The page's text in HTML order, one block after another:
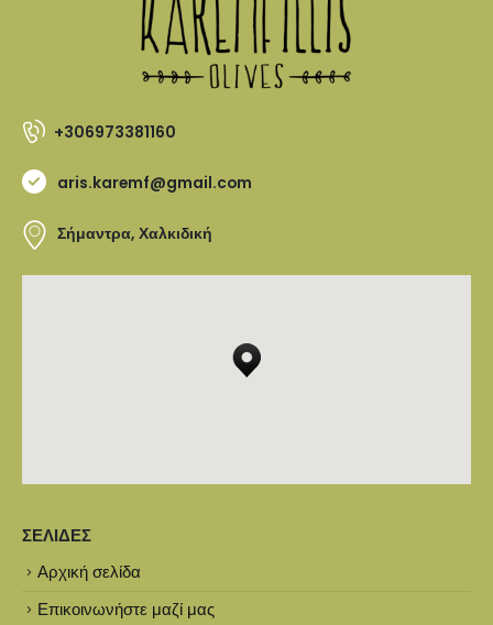
+306973381160
aris.karemf@gmail.com
Σήμαντρα, Χαλκιδική
ΣΕΛΊΔΕΣ
Αρχική σελίδα
Επικοινωνήστε μαζί μας